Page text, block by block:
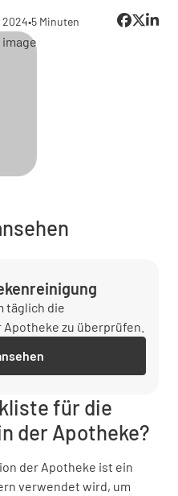
2024•5 Minuten
täglich die
zu überprüfen.
für die
der Apotheke?
der Apotheke ist ein
verwendet wird, um